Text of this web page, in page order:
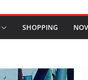
SHOPPING